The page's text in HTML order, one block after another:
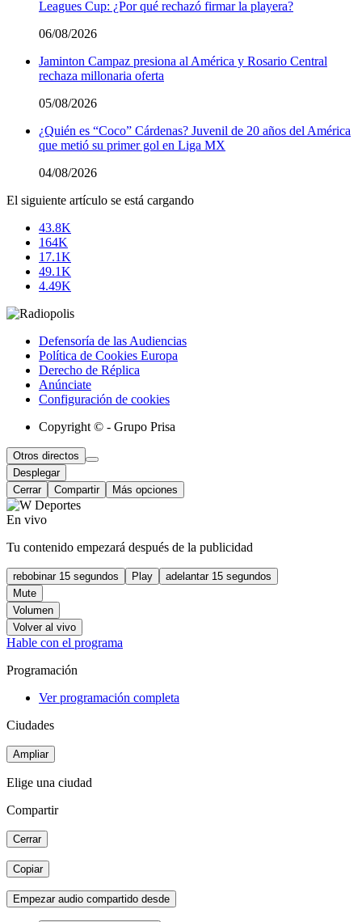
Leagues Cup: ¿Por qué rechazó firmar la playera?
06/08/2026
Jaminton Campaz presiona al América y Rosario Central
rechaza millonaria oferta
05/08/2026
¿Quién es “Coco” Cárdenas? Juvenil de 20 años del América
que metió su primer gol en Liga MX
04/08/2026
El siguiente artículo se está cargando
43.8K
164K
17.1K
49.1K
4.49K
Defensoría de las Audiencias
Política de Cookies Europa
Derecho de Réplica
Anúnciate
Configuración de cookies
Copyright © - Grupo Prisa
Otros directos
Desplegar
Cerrar
Compartir Más opciones
En vivo
Tu contenido empezará después de la publicidad
rebobinar 15 segundos Play
adelantar 15 segundos
Mute
Volumen
Volver al vivo
Hable con el programa
Programación
Ver programación completa
Ciudades
Ampliar
Elige una ciudad
Compartir
Cerrar
Copiar
Empezar audio compartido desde